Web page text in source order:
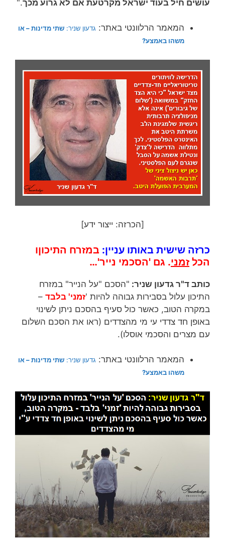
עושים חיל בעוד ישראל מקרטעת אם לא גרוע מכך."
המאמר הרלוונטי באתר: גדעון שניר: שתי מדינות – או
משהו באמצע?
[הכרזה: ייצור ידע]
כרזה שישית באותו עניין: במזרח התיכוןו
הכל זמני. גם 'הסכמי נייר'…
כותב ד"ר גדעון שניר: "הסכם "על הנייר" במזרח
התיכון עלול בסבירות גבוהה להיות 'זמני' בלבד –
במקרה הטוב, כאשר כול סעיף בהסכם ניתן לשינוי
באופן חד צדדי עי מי מהצדדים (ראו את הסכם השלום
עם מצרים והסכמי אוסלו).
המאמר הרלוונטי באתר: גדעון שניר: שתי מדינות – או
משהו באמצע?